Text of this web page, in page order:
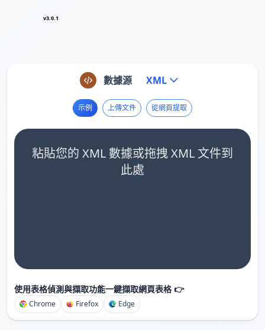
v3.0.1
數據源 XML
示例 上傳文件 從網頁提取
粘貼您的 XML 數據或拖拽 XML 文件到
此處
使用表格偵測與擷取功能一鍵擷取網頁表格 👉
Chrome Firefox Edge